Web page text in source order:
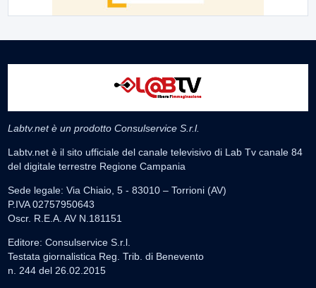
Labtv.net è un prodotto Consulservice S.r.l.
Labtv.net è il sito ufficiale del canale televisivo di Lab Tv canale 84
del digitale terrestre Regione Campania
Sede legale: Via Chiaio, 5 - 83010 – Torrioni (AV)
P.IVA 02757950643
Oscr. R.E.A. AV N.181151
Editore: Consulservice S.r.l.
Testata giornalistica Reg. Trib. di Benevento
n. 244 del 26.02.2015